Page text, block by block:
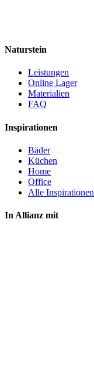
Naturstein
Leistungen
Online Lager
Materialien
FAQ
Inspirationen
Bäder
Küchen
Home
Office
Alle Inspirationen
In Allianz mit